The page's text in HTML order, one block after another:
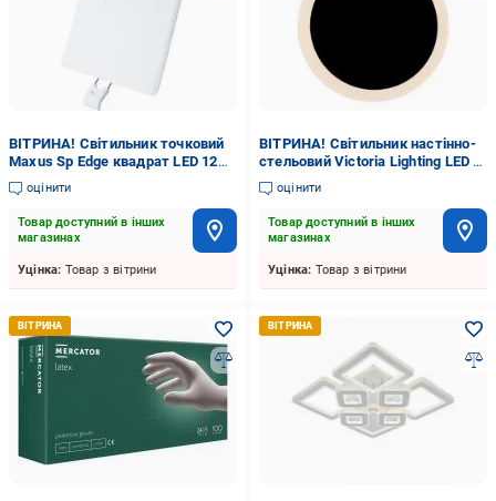
ВІТРИНА! Світильник точковий
Maxus Sp Edge квадрат LED 12
Вт 4100 К білий
оцінити
Товар доступний в інших
магазинах
Уцінка: Товар з вітрини
ВІТРИНА! Світильник настінно-
стельовий Victoria Lighting LED 5
Вт чорний Traffic/AP1 black
оцінити
Товар доступний в інших
магазинах
Уцінка: Товар з вітрини